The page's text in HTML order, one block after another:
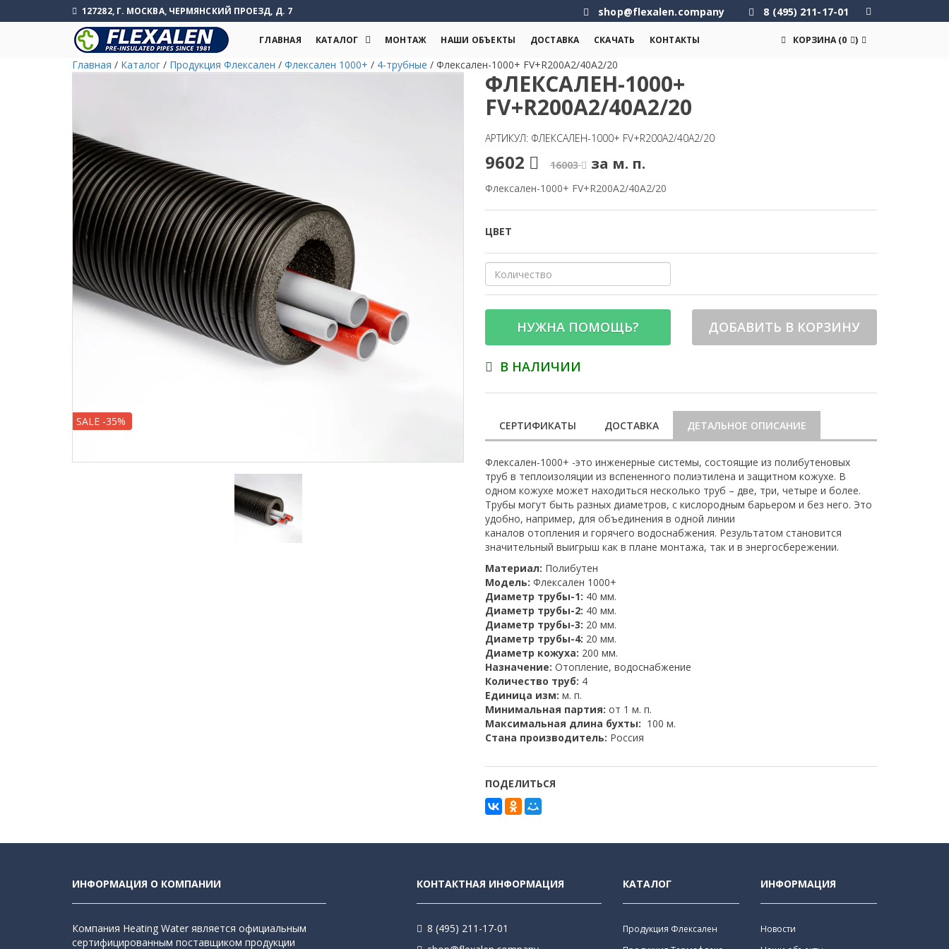
127282, Г. МОСКВА, ЧЕРМЯНСКИЙ ПРОЕЗД, Д. 7 shop@flexalen.company 8 (495) 211-17-01
ГЛАВНАЯ КАТАЛОГ МОНТАЖ НАШИ ОБЪЕКТЫ ДОСТАВКА СКАЧАТЬ КОНТАКТЫ КОРЗИНА (0 )
Главная / Каталог / Продукция Флексален / Флексален 1000+ / 4-трубные / Флексален-1000+ FV+R200A2/40A2/20
SALE -35%
ФЛЕКСАЛЕН-1000+
FV+R200A2/40A2/20
АРТИКУЛ: ФЛЕКСАЛЕН-1000+ FV+R200A2/40A2/20
9602 16003 за м. п.
Флексален-1000+ FV+R200A2/40A2/20
ЦВЕТ
НУЖНА ПОМОЩЬ? ДОБАВИТЬ В КОРЗИНУ
В НАЛИЧИИ
СЕРТИФИКАТЫ ДОСТАВКА ДЕТАЛЬНОЕ ОПИСАНИЕ
Флексален-1000+ -это инженерные системы, состоящие из полибутеновых
труб в теплоизоляции из вспененного полиэтилена и защитном кожухе. В
одном кожухе может находиться несколько труб – две, три, четыре и более.
Трубы могут быть разных диаметров, с кислородным барьером и без него. Это
удобно, например, для объединения в одной линии
каналов отопления и горячего водоснабжения. Результатом становится
значительный выигрыш как в плане монтажа, так и в энергосбережении.
Материал: Полибутен
Модель: Флексален 1000+
Диаметр трубы-1: 40 мм.
Диаметр трубы-2: 40 мм.
Диаметр трубы-3: 20 мм.
Диаметр трубы-4: 20 мм.
Диаметр кожуха: 200 мм.
Назначение: Отопление, водоснабжение
Количество труб: 4
Единица изм: м. п.
Минимальная партия: от 1 м. п.
Максимальная длина бухты: 100 м.
Стана производитель: Россия
ПОДЕЛИТЬСЯ
ИНФОРМАЦИЯ О КОМПАНИИ
Компания Heating Water является официальным
сертифицированным поставщиком продукции
КОНТАКТНАЯ ИНФОРМАЦИЯ
8 (495) 211-17-01
КАТАЛОГ
Продукция Флексален
ИНФОРМАЦИЯ
Новости